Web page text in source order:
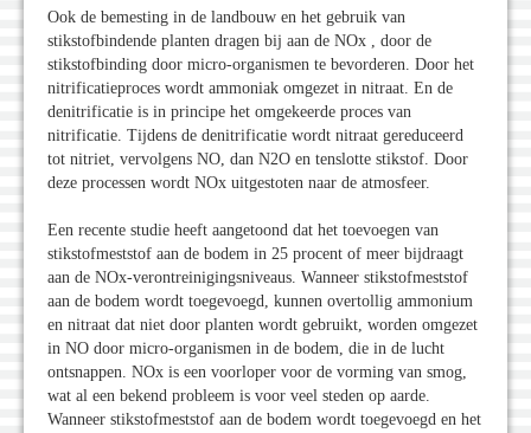
Ook de bemesting in de landbouw en het gebruik van
stikstofbindende planten dragen bij aan de NOx , door de
stikstofbinding door micro-organismen te bevorderen. Door het
nitrificatieproces wordt ammoniak omgezet in nitraat. En de
denitrificatie is in principe het omgekeerde proces van
nitrificatie. Tijdens de denitrificatie wordt nitraat gereduceerd
tot nitriet, vervolgens NO, dan N2O en tenslotte stikstof. Door
deze processen wordt NOx uitgestoten naar de atmosfeer.
Een recente studie heeft aangetoond dat het toevoegen van
stikstofmeststof aan de bodem in 25 procent of meer bijdraagt
aan de NOx-verontreinigingsniveaus. Wanneer stikstofmeststof
aan de bodem wordt toegevoegd, kunnen overtollig ammonium
en nitraat dat niet door planten wordt gebruikt, worden omgezet
in NO door micro-organismen in de bodem, die in de lucht
ontsnappen. NOx is een voorloper voor de vorming van smog,
wat al een bekend probleem is voor veel steden op aarde.
Wanneer stikstofmeststof aan de bodem wordt toegevoegd en het